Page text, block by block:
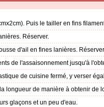
Puis le tailler en fins
Réserver.
d'ail en fines lanières. Réserver.
de l'assaisonnement jusqu'à
de cuisine fermé, y verser
longueur de manière à obtenir de
glaçons et un peu d'eau.